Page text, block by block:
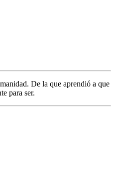
De la que aprendió a que
para ser.